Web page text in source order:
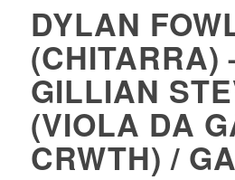
DYLAN
(CHITARRA)
GILLIAN
(VIOLA DA
CRWTH) /